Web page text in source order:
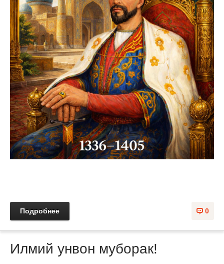
0
Подробнее
Илмий унвон муборак!